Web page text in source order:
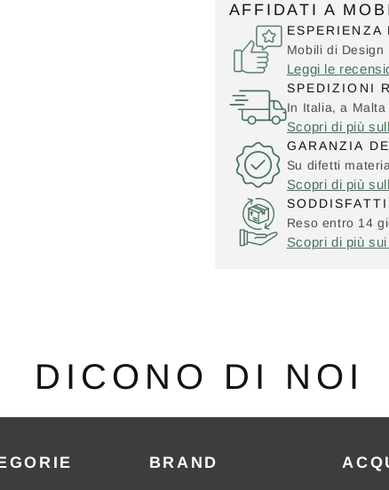
AFFIDATI A
ESPERIENZA
Mobili di Design
Leggi le
SPEDIZIONI
In Italia, a
Scopri di più
GARANZIA
Su difetti
Scopri di più
Reso entro 14
Scopri di più
DICONO DI NOI
BRAND